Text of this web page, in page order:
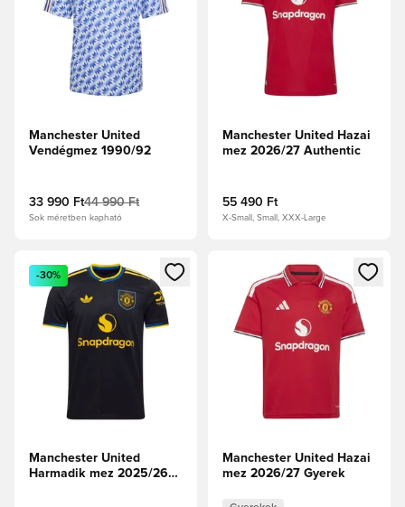
Manchester United
Vendégmez 1990/92
33 990 Ft44 990 Ft
Sok méretben kapható
Manchester United Hazai
mez 2026/27 Authentic
55 490 Ft
X-Small, Small, XXX-Large
Megnyit egy modált a bejelentkezéshez vagy a tagként
-30%
Manchester United
Harmadik mez 2025/26
Megnyit egy modált a
Manchester United Hazai
mez 2026/27 Gyerek